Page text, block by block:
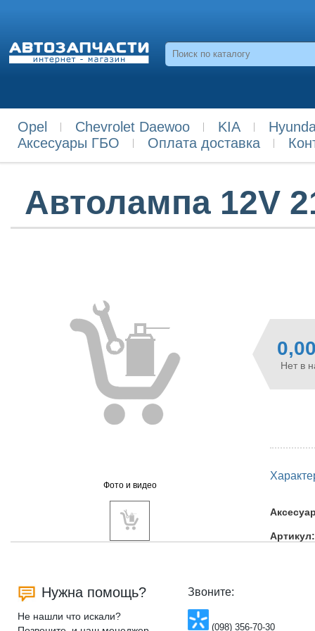
Opel Chevrolet Daewoo KIA
Аксесуары ГБО
Оплата доставка
Автолампа 12V
Фото и видео
Нет в
Артикул:
Нужна помощь?
Не нашли что искали?
Звоните:
(098) 356-70-30